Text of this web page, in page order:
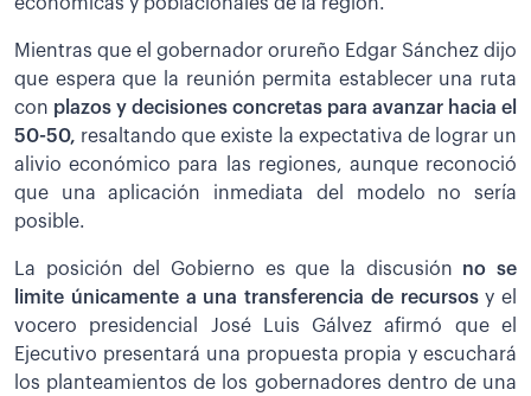
económicas y poblacionales de la región.
Mientras que el gobernador orureño Edgar Sánchez dijo
que espera que la reunión permita establecer una ruta
con plazos y decisiones concretas para avanzar hacia el
50-50, resaltando que existe la expectativa de lograr un
alivio económico para las regiones, aunque reconoció
que una aplicación inmediata del modelo no sería
posible.
La posición del Gobierno es que la discusión no se
limite únicamente a una transferencia de recursosy el
vocero presidencial José Luis Gálvez afirmó que el
Ejecutivo presentará una propuesta propia y escuchará
los planteamientos de los gobernadores dentro de una